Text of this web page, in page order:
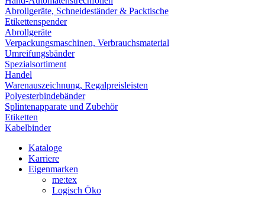
Abrollgeräte, Schneideständer & Packtische
Etikettenspender
Abrollgeräte
Verpackungsmaschinen, Verbrauchsmaterial
Umreifungsbänder
Spezialsortiment
Handel
Warenauszeichnung, Regalpreisleisten
Polyesterbindebänder
Splintenapparate und Zubehör
Etiketten
Kabelbinder
Kataloge
Karriere
Eigenmarken
me:tex
Logisch Öko